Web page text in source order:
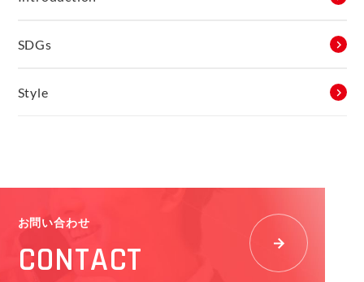
SDGs
Style
お問い合わせ
CONTACT